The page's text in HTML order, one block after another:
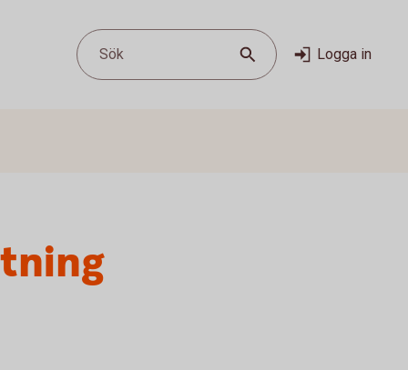
Sök Logga in